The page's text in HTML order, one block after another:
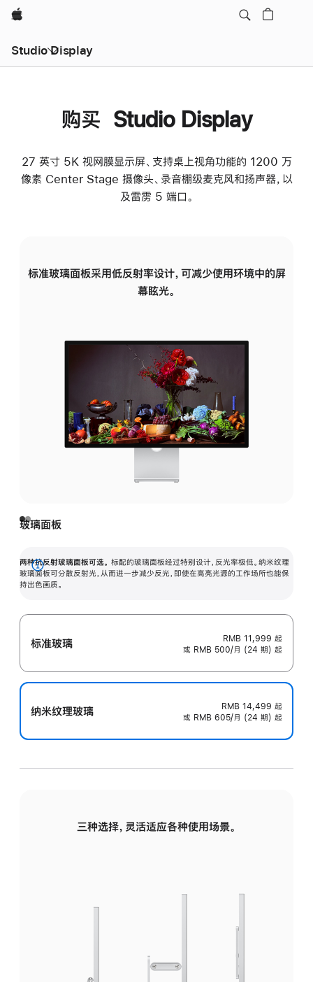
Apple
Studio Display
购买 Studio Display
27 英寸 5K 视网膜显示屏、支持桌上视角功能的 1200 万
像素 Center Stage 摄像头、录音棚级麦克风和扬声器，以
及雷雳 5 端口。
标准玻璃面板采用低反射率设计，可减少使用环境中的屏
幕眩光。
玻璃面板
两种抗反射玻璃面板可选。 标配的玻璃面板经过特别设计，反光率极低。纳米纹理
玻璃面板可分散反射光，从而进一步减少反光，即使在高亮光源的工作场所也能保
持出色画质。
展
开
标准玻璃 RMB 11,999 起
或 RMB 500/月 (24 期) 起
纳米纹理玻璃 RMB 14,499 起
或 RMB 605/月 (24 期) 起
三种选择，灵活适应各种使用场景。